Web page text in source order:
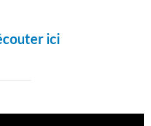
ici